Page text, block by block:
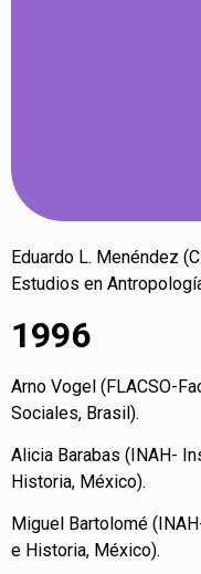
Eduardo L. Menéndez
Estudios en
1996
Arno Vogel (FLACSO-
Sociales, Brasil).
Alicia Barabas (INAH-
Historia, México).
Miguel Bartolomé
e Historia, México).